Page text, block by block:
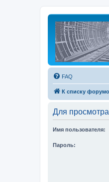
FAQ
К списку
Для
Имя пользователя:
Пароль: